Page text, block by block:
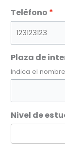
Teléfono
Plaza de
Indica el
Nivel de